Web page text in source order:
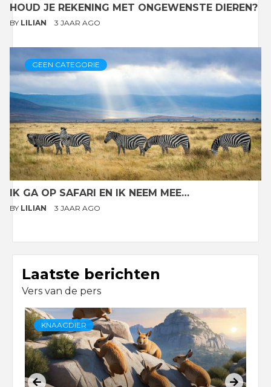
HOUD JE REKENING MET ONGEWENSTE DIEREN?
BY LILIAN 3 JAAR AGO
GEEN CATEGORIE
IK GA OP SAFARI EN IK NEEM MEE…
BY LILIAN 3 JAAR AGO
Laatste berichten
Vers van de pers
KNAAGDIER